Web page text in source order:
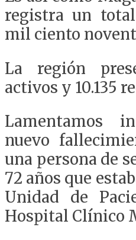
registra un total
mil ciento
La región
activos y 10.135
Lamentamos
nuevo
una persona de
72 años que
Unidad de
Hospital Clínico